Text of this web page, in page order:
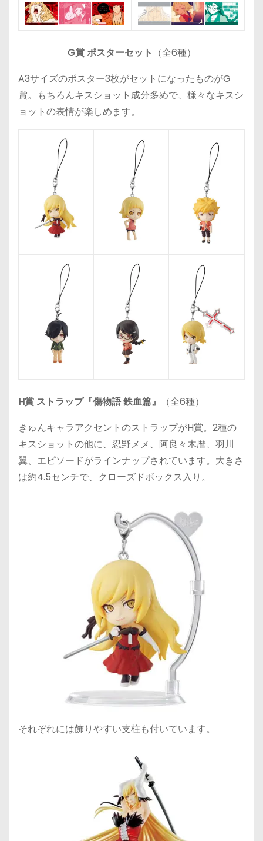
G賞 ポスターセット （全6種）
A3サイズのポスター3枚がセットになったものがG
賞。もちろんキスショット成分多めで、様々なキスシ
ョットの表情が楽しめます。
H賞 ストラップ『傷物語 鉄血篇』
（全6種）
きゅんキャラアクセントのストラップがH賞。2種の
キスショットの他に、忍野メメ、阿良々木暦、羽川
翼、エピソードがラインナップされています。大きさ
は約4.5センチで、クローズドボックス入り。
それぞれには飾りやすい支柱も付いています。